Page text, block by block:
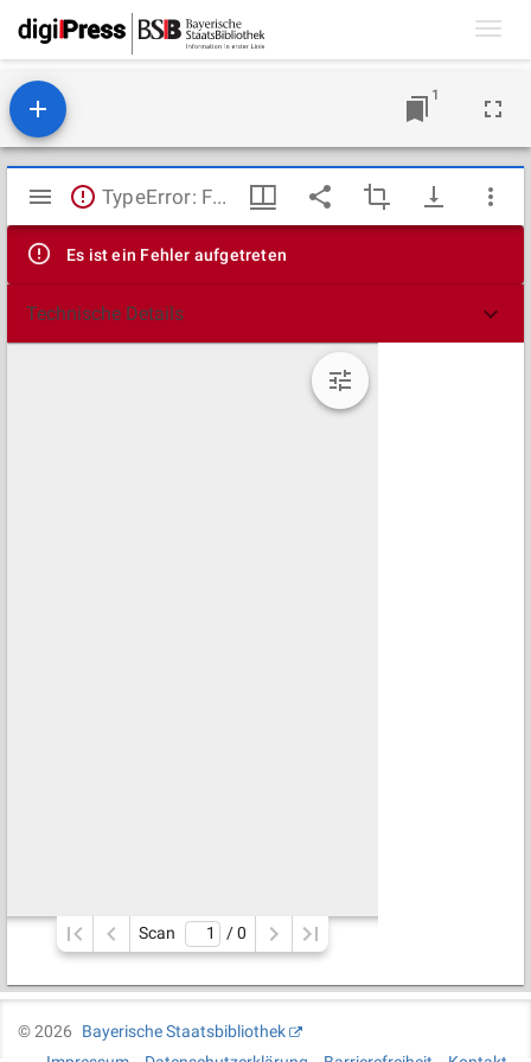
1
Mirador
Viewer
TypeError: Failed to fetch
Es ist ein Fehler aufgetreten
Technische Details
Scan / 0
©2026
Bayerische Staatsbibliothek